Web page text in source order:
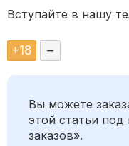
Вступайте в нашу
+18 –
Вы можете
этой статьи
заказов».